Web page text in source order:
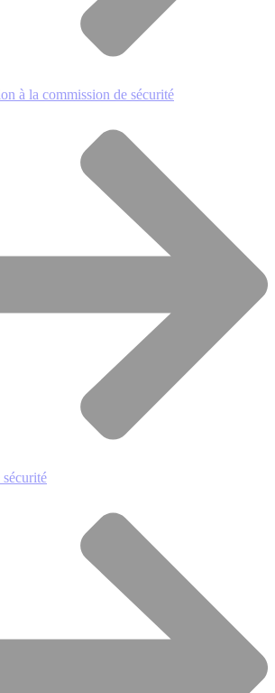
à la commission de sécurité